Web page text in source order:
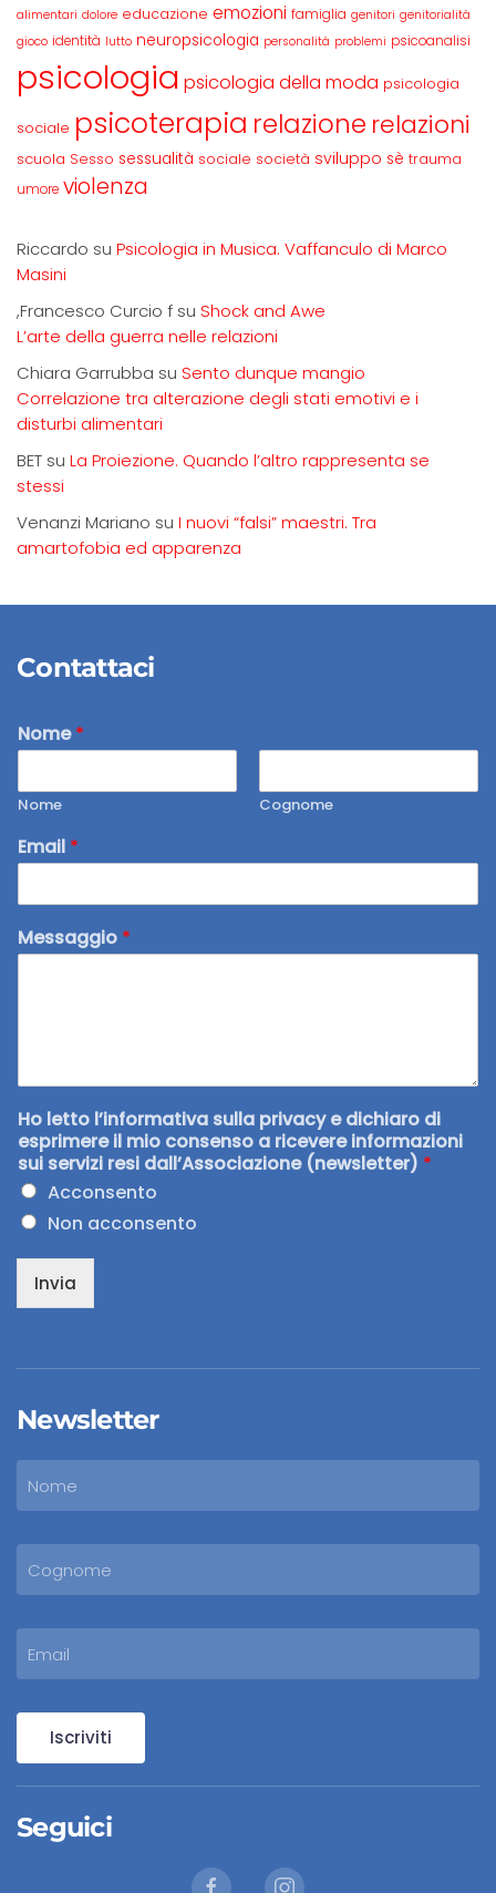
alimentari dolore educazione emozioni famiglia genitori genitorialità
gioco identità lutto neuropsicologia personalità problemi psicoanalisi
psicologia psicologia della moda psicologia
sociale psicoterapia relazione relazioni
scuola Sesso sessualità sociale società sviluppo sè trauma
umore violenza
Riccardo su Psicologia in Musica. Vaffanculo di Marco
Masini
,Francesco Curcio f su Shock and Awe
L’arte della guerra nelle relazioni
Chiara Garrubba su Sento dunque mangio
Correlazione tra alterazione degli stati emotivi e i
disturbi alimentari
BET su La Proiezione. Quando l’altro rappresenta se
stessi
Venanzi Mariano su I nuovi “falsi” maestri. Tra
amartofobia ed apparenza
Contattaci
Nome*
Nome Cognome
Email *
Messaggio *
Ho letto l’informativa sulla privacy e dichiaro di
esprimere il mio consenso a ricevere informazioni
sui servizi resi dall’Associazione (newsletter) *
Acconsento
Non acconsento
Invia
Newsletter
Iscriviti
Seguici